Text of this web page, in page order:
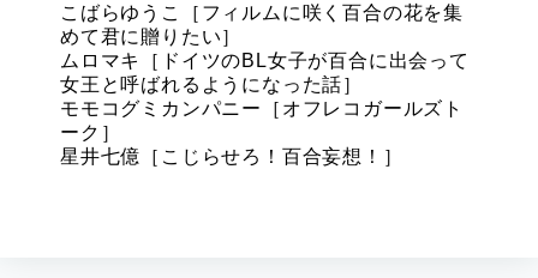
こばらゆうこ［フィルムに咲く百合の花を集
めて君に贈りたい］
ムロマキ［ドイツのBL女子が百合に出会って
女王と呼ばれるようになった話］
モモコグミカンパニー［オフレコガールズト
ーク］
星井七億［こじらせろ！百合妄想！］